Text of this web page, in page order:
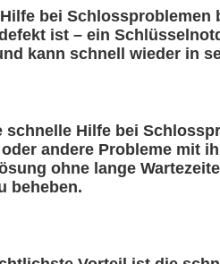
bei Schlossproblemen
ist – ein
kann schnell wieder in
Hilfe bei
andere Probleme mit
ohne lange
beheben.